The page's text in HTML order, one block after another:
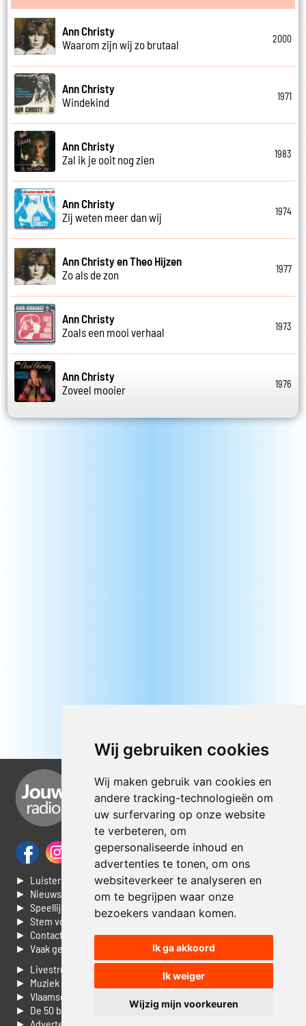
Wij gebruiken cookies
Wij maken gebruik van cookies en
andere tracking-technologieën om
uw surfervaring op onze website
te verbeteren, om
gepersonaliseerde inhoud en
advertenties te tonen, om ons
websiteverkeer te analyseren en
om te begrijpen waar onze
bezoekers vandaan komen.
Ik ga akkoord
Ik weiger
Wijzig mijn voorkeuren
Ann Christy
Waarom zijn wij zo brutaal
2000
Ann Christy
Windekind
1971
Ann Christy
Zal ik je ooit nog zien
1983
Ann Christy
Zij weten meer dan wij
1974
Ann Christy en Theo Hijzen
Zo als de zon
1977
Ann Christy
Zoals een mooi verhaal
1973
Ann Christy
Zoveel mooier
1976
► Luisteren naar Jouwradio
► Nieuws
► Speellijst
► Stem voor de Dag top 3
► Contacteer ons
► Vaak gestelde vragen
► Livestream informatie
► Muziek opzoeken
► Vlaamse 100 Aller tijden
► De 50 beste van...